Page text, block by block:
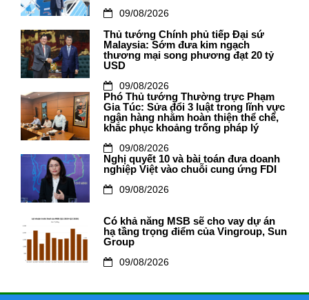
09/08/2026
Thủ tướng Chính phủ tiếp Đại sứ
Malaysia: Sớm đưa kim ngạch
thương mại song phương đạt 20 tỷ
USD
09/08/2026
Phó Thủ tướng Thường trực Phạm
Gia Túc: Sửa đổi 3 luật trong lĩnh vực
ngân hàng nhằm hoàn thiện thể chế,
khắc phục khoảng trống pháp lý
09/08/2026
Nghị quyết 10 và bài toán đưa doanh
nghiệp Việt vào chuỗi cung ứng FDI
09/08/2026
Có khả năng MSB sẽ cho vay dự án
hạ tầng trọng điểm của Vingroup, Sun
Group
09/08/2026